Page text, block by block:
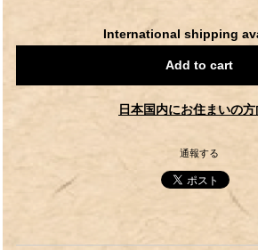
International shipping
Add to cart
日本国内にお住まいの
通報する